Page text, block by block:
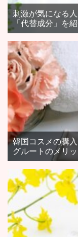
刺激が気になる
「代替成分」を
韓国コスメの購
グルートのメリ